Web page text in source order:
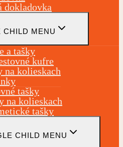
dokladovka
CHILD MENU
a tašky
kufre
na kolieskach
tašky
na kolieskach
tašky
CHILD MENU